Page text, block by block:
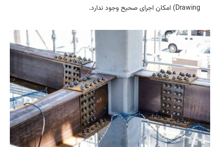
Drawing) امکان اجرای صحیح وجود ندارد.